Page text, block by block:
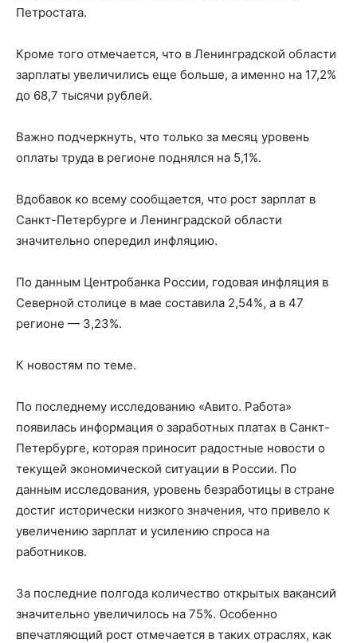
Петростата.
Кроме того отмечается, что в Ленинградской области
зарплаты увеличились еще больше, а именно на 17,2%
до 68,7 тысячи рублей.
Важно подчеркнуть, что только за месяц уровень
оплаты труда в регионе поднялся на 5,1%.
Вдобавок ко всему сообщается, что рост зарплат в
Санкт-Петербурге и Ленинградской области
значительно опередил инфляцию.
По данным Центробанка России, годовая инфляция в
Северной столице в мае составила 2,54%, а в 47
регионе — 3,23%.
К новостям по теме.
По последнему исследованию «Авито. Работа»
появилась информация о заработных платах в Санкт-
Петербурге, которая приносит радостные новости о
текущей экономической ситуации в России. По
данным исследования, уровень безработицы в стране
достиг исторически низкого значения, что привело к
увеличению зарплат и усилению спроса на
работников.
За последние полгода количество открытых вакансий
значительно увеличилось на 75%. Особенно
впечатляющий рост отмечается в таких отраслях, как